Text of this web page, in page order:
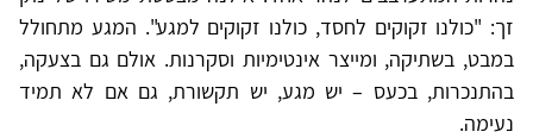
זך: "כולנו זקוקים לחסד, כולנו זקוקים למגע". המגע מתחולל
במבט, בשתיקה, ומייצר אינטימיות וסקרנות. אולם גם בצעקה,
בהתנכרות, בכעס – יש מגע, יש תקשורת, גם אם לא תמיד
נעימה.